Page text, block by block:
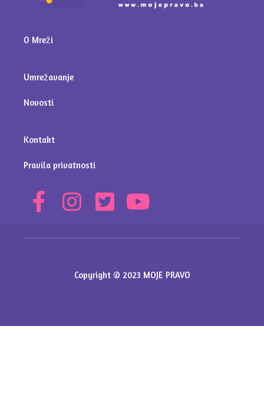
O Mreži
Umrežavanje
Novosti
Kontakt
Pravila privatnosti
Copyright © 2023 MOJE PRAVO